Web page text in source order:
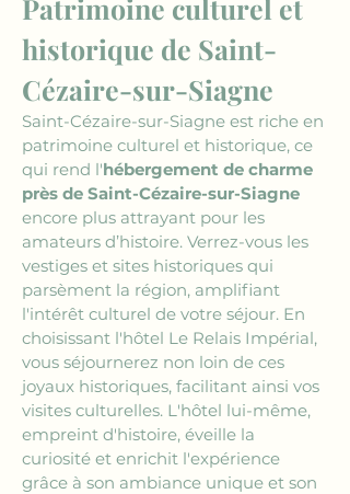
Patrimoine culturel et
historique de Saint-
Cézaire-sur-Siagne
Saint-Cézaire-sur-Siagne est riche en
patrimoine culturel et historique, ce
qui rend l'hébergement de charme
près de Saint-Cézaire-sur-Siagne
encore plus attrayant pour les
amateurs d’histoire. Verrez-vous les
vestiges et sites historiques qui
parsèment la région, amplifiant
l'intérêt culturel de votre séjour. En
choisissant l'hôtel Le Relais Impérial,
vous séjournerez non loin de ces
joyaux historiques, facilitant ainsi vos
visites culturelles. L'hôtel lui-même,
empreint d'histoire, éveille la
curiosité et enrichit l'expérience
grâce à son ambiance unique et son